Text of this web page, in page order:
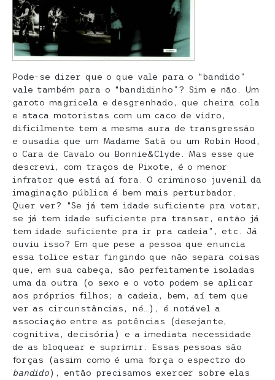
Pode-se dizer que o que vale para o “bandido”
vale também para o “bandidinho”? Sim e não. Um
garoto magricela e desgrenhado, que cheira cola
e ataca motoristas com um caco de vidro,
dificilmente tem a mesma aura de transgressão
e ousadia que um Madame Satã ou um Robin Hood,
o Cara de Cavalo ou Bonnie&Clyde. Mas esse que
descrevi, com traços de Pixote, é o menor
infrator que está aí fora. O criminoso juvenil da
imaginação pública é bem mais perturbador.
Quer ver? “Se já tem idade suficiente pra votar,
se já tem idade suficiente pra transar, então já
tem idade suficiente pra ir pra cadeia”, etc. Já
ouviu isso? Em que pese a pessoa que enuncia
essa tolice estar fingindo que não separa coisas
que, em sua cabeça, são perfeitamente isoladas
uma da outra (o sexo e o voto podem se aplicar
aos próprios filhos; a cadeia, bem, aí tem que
ver as circunstâncias, né…), é notável a
associação entre as potências (desejante,
cognitiva, decisória) e a imediata necessidade
de as bloquear e suprimir. Essas pessoas são
forças (assim como é uma força o espectro do
bandido), então precisamos exercer sobre elas